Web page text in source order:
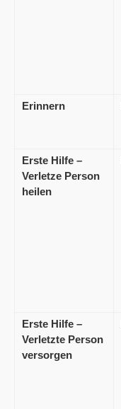
Erinnern
Erste Hilfe –
Verletze Person
heilen
Erste Hilfe –
Verletzte Person
versorgen